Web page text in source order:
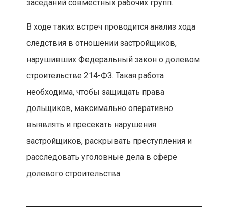
заседаний совместных рабочих групп.
В ходе таких встреч проводится анализ хода
следствия в отношении застройщиков,
нарушивших Федеральный закон о долевом
строительстве 214-ФЗ. Такая работа
необходима, чтобы защищать права
дольщиков, максимально оперативно
выявлять и пресекать нарушения
застройщиков, раскрывать преступления и
расследовать уголовные дела в сфере
долевого строительства.